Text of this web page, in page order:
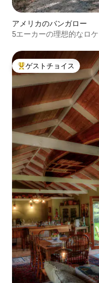
アメリカのバンガロー
5エーカーの理想的なロ
大好評のゲストチョイス
ゲストチョイス